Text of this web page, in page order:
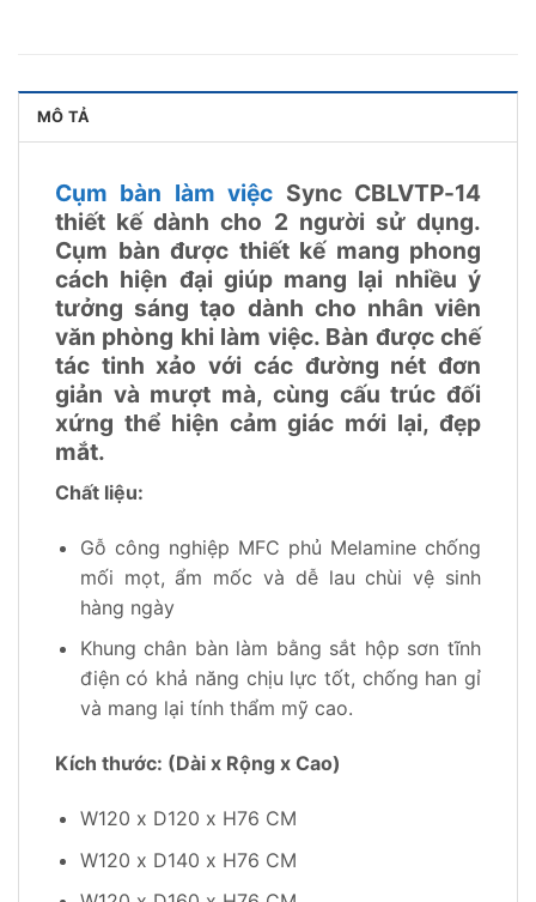
MÔ TẢ
Cụm bàn làm việc Sync CBLVTP-14
thiết kế dành cho 2 người sử dụng.
Cụm bàn được thiết kế mang phong
cách hiện đại giúp mang lại nhiều ý
tưởng sáng tạo dành cho nhân viên
văn phòng khi làm việc. Bàn được chế
tác tinh xảo với các đường nét đơn
giản và mượt mà, cùng cấu trúc đối
xứng thể hiện cảm giác mới lại, đẹp
mắt.
Chất liệu:
Gỗ công nghiệp MFC phủ Melamine chống
mối mọt, ẩm mốc và dễ lau chùi vệ sinh
hàng ngày
Khung chân bàn làm bằng sắt hộp sơn tĩnh
điện có khả năng chịu lực tốt, chống han gỉ
và mang lại tính thẩm mỹ cao.
Kích thước: (Dài x Rộng x Cao)
W120 x D120 x H76 CM
W120 x D140 x H76 CM